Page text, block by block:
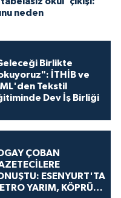
neden
Birlikte
İTHİB ve
Tekstil
Dev İş Birliği
ÇOBAN
ESENYURT'TA
YARIM, KÖPRÜ